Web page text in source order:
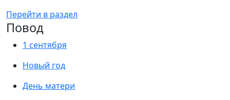
Перейти в раздел
Повод
1 сентября
Новый год
День матери